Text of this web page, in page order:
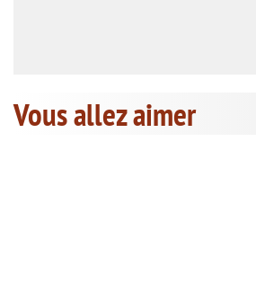
Vous allez aimer